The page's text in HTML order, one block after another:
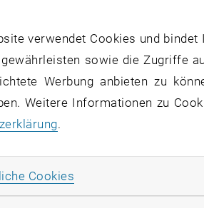
Die Bilder zu diesem
"Made by Bosch" steht für
fertigt der
Halbleiter an
Persönlichen Dialog mit
verwendet Cookies und
sowie die Zugriffe
Werbung anbieten zu
Weitere Informationen zu
.
Cookies